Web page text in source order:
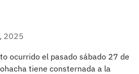
2025
ocurrido el pasado sábado 27 de
tiene consternada a la